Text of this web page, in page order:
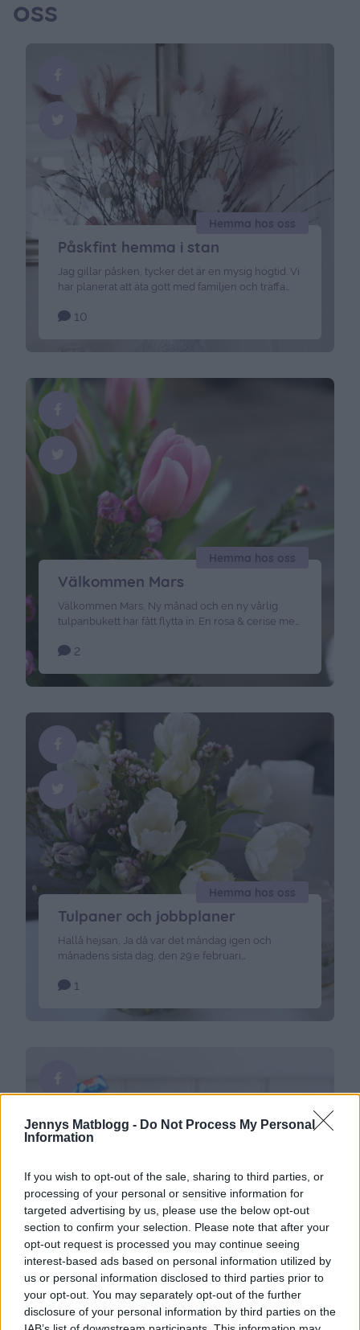
Jennys Matblogg - Do Not Process My Personal
Information
If you wish to opt-out of the sale, sharing to third parties, or
processing of your personal or sensitive information for
targeted advertising by us, please use the below opt-out
section to confirm your selection. Please note that after your
opt-out request is processed you may continue seeing
interest-based ads based on personal information utilized by
us or personal information disclosed to third parties prior to
your opt-out. You may separately opt-out of the further
disclosure of your personal information by third parties on the
oss
Påskfint hemma i stan
Jag gillar påsken, tycker det är en mysig högtid. Vi
har planerat att äta gott med familjen och träffa
Vi påskpyntade i stugan redan förra helgen, och
10
Hemma hos oss
Välkommen Mars
Välkommen Mars, Ny månad och en ny vårlig
tulpanbukett har fått flytta in. En rosa & cerise med
morfar hit för lite fika & skvaller. Alltid lika mysigt,
2
Hemma hos oss
Tulpaner och jobbplaner
Hallå hejsan, Ja då var det måndag igen och
månadens sista dag, den 29:e februari
skolan, så imorse letades det fram skridskor, hjälm
1
Hemma hos oss
Min första kakbok
Hej där, Nu är det ingen ”hemlighet” längre utan
nu kan jag äntligen berätta! Wiiieee. Och som
många säkert redan gissat så håller jag på med en
bakbok, eller kanske snarare kak- & tårt- &
36
Hemma hos oss